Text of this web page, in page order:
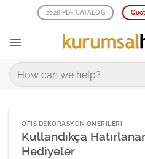
2026 PDF CATALOG
Ara:
OFIS DEKORASYON ÖNERILERI
Kullandıkça
Hediyeler